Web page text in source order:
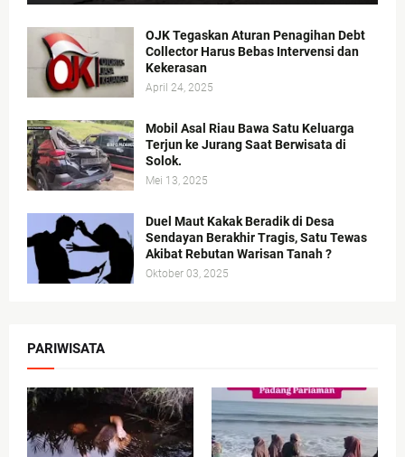
OJK Tegaskan Aturan Penagihan Debt
Collector Harus Bebas Intervensi dan
Kekerasan
April 24, 2025
Mobil Asal Riau Bawa Satu Keluarga
Terjun ke Jurang Saat Berwisata di
Solok.
Mei 13, 2025
Duel Maut Kakak Beradik di Desa
Sendayan Berakhir Tragis, Satu Tewas
Akibat Rebutan Warisan Tanah ?
Oktober 03, 2025
PARIWISATA